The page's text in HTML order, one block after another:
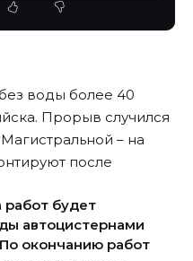
воды более 40
Прорыв случился
– на
после
работ будет
автоцистернами
окончанию работ